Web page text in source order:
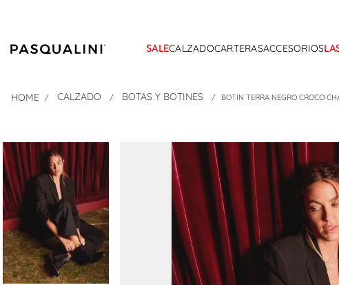
SALECALZADOCARTERASACCESORIOS
CALZADO BOTAS Y BOTINES BOTIN TERRA NEGRO CROCO